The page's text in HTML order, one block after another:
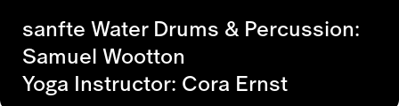
sanfte Water Drums & Percussion:
Samuel Wootton
Yoga Instructor: Cora Ernst